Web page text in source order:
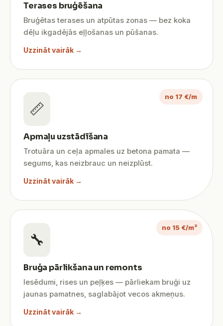
Terases bruģēšana
Bruģētas terases un atpūtas zonas — bez koka
dēļu ikgadējās eļļošanas un pūšanas.
Uzzināt vairāk →
no 17 €/m
📏
Apmaļu uzstādīšana
Trotuāra un ceļa apmales uz betona pamata —
segums, kas neizbrauc un neizplūst.
Uzzināt vairāk →
no 15 €/m²
🔧
Bruģa pārlikšana un remonts
Iesēdumi, rises un peļķes — pārliekam bruģi uz
jaunas pamatnes, saglabājot vecos akmeņus.
Uzzināt vairāk →